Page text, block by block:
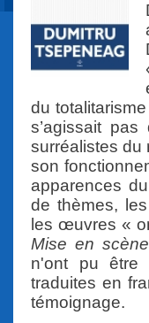
du
s’agissait
surréalistes du
son
apparences
de thèmes,
les œuvres «
Mise en scène
n'ont pu être
traduites en
témoignage.